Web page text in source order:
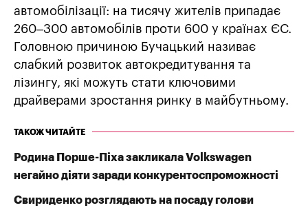
автомобілізації: на тисячу жителів припадає
260–300 автомобілів проти 600 у країнах ЄС.
Головною причиною Бучацький називає
слабкий розвиток автокредитування та
лізингу, які можуть стати ключовими
драйверами зростання ринку в майбутньому.
ТАКОЖ ЧИТАЙТЕ
Родина Порше-Піха закликала Volkswagen
негайно діяти заради конкурентоспроможності
Свириденко розглядають на посаду голови